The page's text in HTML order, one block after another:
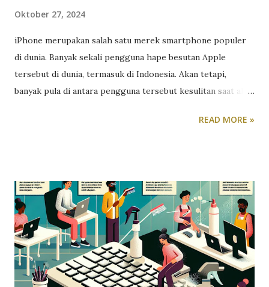
Oktober 27, 2024
iPhone merupakan salah satu merek smartphone populer
di dunia. Banyak sekali pengguna hape besutan Apple
tersebut di dunia, termasuk di Indonesia. Akan tetapi,
banyak pula di antara pengguna tersebut kesulitan saat akan
perangkat lain seperti smartphone Android ataupun laptop
dengan perangkat lain: Buka Pengaturan Pertama, buka
menu Settings (ikon roda gigi) pada iPhone Anda. Masuk ke
Personal Hotspot Dari Settings, pilih Cellular lalu pilih
Personal Hotspot. Di beberapa versi iOS, Personal Hotspot
bisa langsung diakses dari menu utama Settings. Jika opsi
ini tidak muncul, pastikan data seluler sudah aktif, karena
READ MORE »